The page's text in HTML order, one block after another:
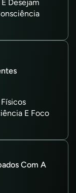
Desejam
E Foco
Com A